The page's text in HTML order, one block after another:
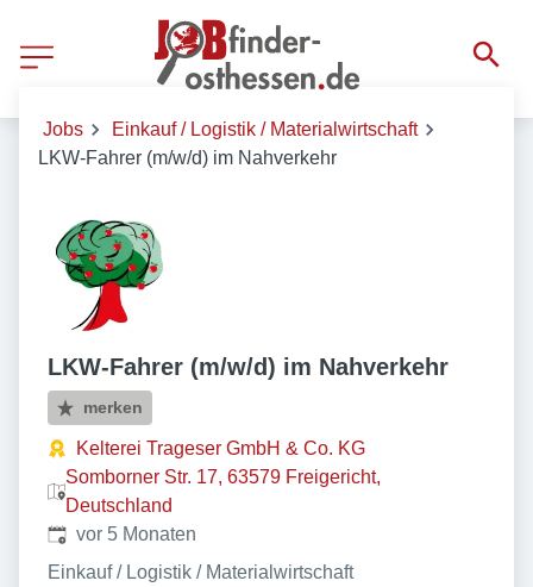
Jobs
Einkauf / Logistik / Materialwirtschaft
LKW-Fahrer (m/w/d) im Nahverkehr
LKW-Fahrer (m/w/d) im Nahverkehr
merken
Kelterei Trageser GmbH & Co. KG
Somborner Str. 17, 63579 Freigericht,
Deutschland
Veröffentlicht:
vor 5 Monaten
Einkauf / Logistik / Materialwirtschaft